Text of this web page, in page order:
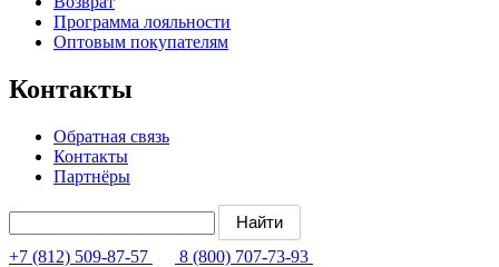
Программа лояльности
Оптовым покупателям
Контакты
Обратная связь
Контакты
Партнёры
+7 (812) 509-87-57 8 (800) 707-73-93